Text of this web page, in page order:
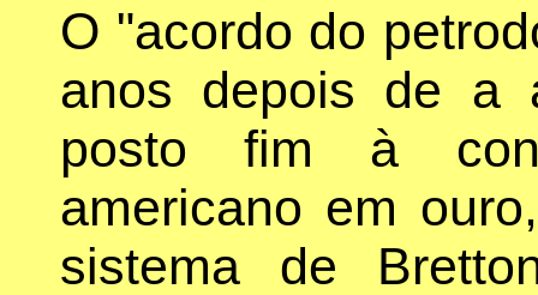
O "acordo do
anos depois de a
posto fim à
americano em
sistema de